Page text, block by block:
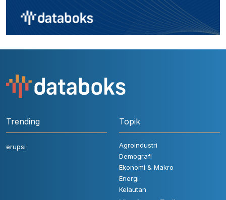
Trending
erupsi
Topik
Agroindustri
Demografi
Ekonomi & Makro
Energi
Kelautan